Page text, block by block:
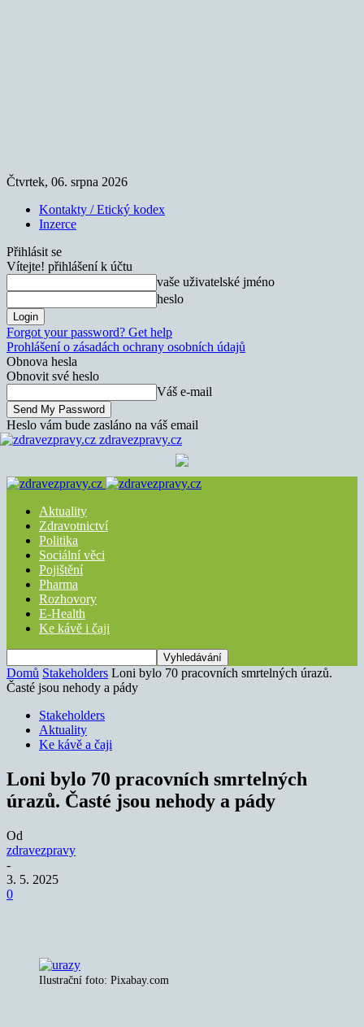
Čtvrtek, 06. srpna 2026
Kontakty / Etický kodex
Inzerce
Přihlásit se
Vítejte! přihlášení k účtu
vaše uživatelské jméno
heslo
Forgot your password? Get help
Prohlášení o zásadách ochrany osobních údajů
Obnova hesla
Obnovit své heslo
Váš e-mail
Heslo vám bude zasláno na váš email
zdravezpravy.cz
Aktuality
Zdravotnictví
Politika
Sociální věci
Pojištění
Pharma
Rozhovory
E-Health
Ke kávě i čaji
Domů Stakeholders Loni bylo 70 pracovních smrtelných úrazů.
Časté jsou nehody a pády
Stakeholders
Aktuality
Ke kávě a čaji
Loni bylo 70 pracovních smrtelných
úrazů. Časté jsou nehody a pády
Od
zdravezpravy
-
3. 5. 2025
0
Ilustrační foto: Pixabay.com